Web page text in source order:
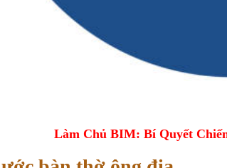
Làm Chủ BIM: Bí Quyết